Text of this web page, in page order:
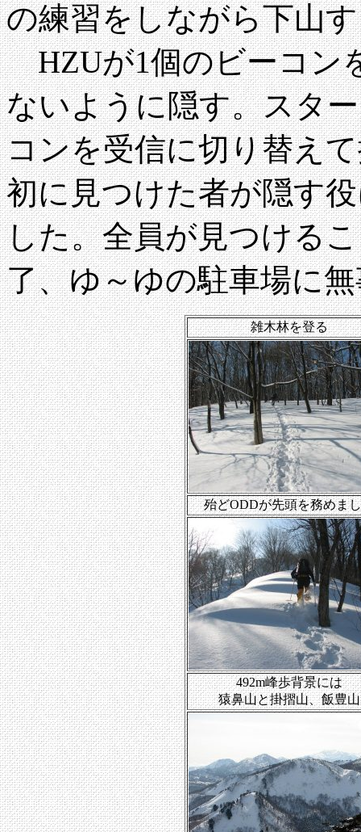
の練習をしながら下山
HZUが1個のビーコン
ないように隠す。スタ
コンを受信に切り替え
初に見つけた者が隠す
した。全員が見つける
了、ゆ～ゆの駐車場に
雑木林を登る
殆どODDが先頭を務めま
492m峰歩背景には
猿鼻山と掛摺山、飯豊山